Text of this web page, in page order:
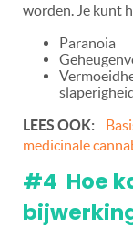
worden. Je kunt
Paranoia
G
V
LEES OOK:
medicinale
#4 Hoe